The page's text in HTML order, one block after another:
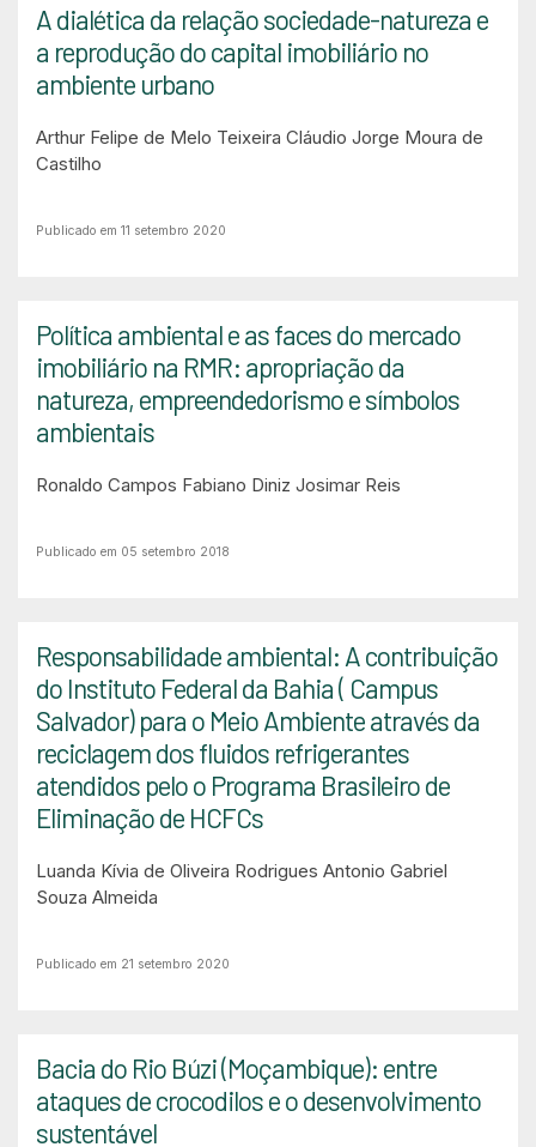
A dialética da relação sociedade-natureza e
a reprodução do capital imobiliário no
ambiente urbano
Arthur Felipe de Melo Teixeira Cláudio Jorge Moura de
Castilho
Publicado em 11 setembro 2020
Política ambiental e as faces do mercado
imobiliário na RMR: apropriação da
natureza, empreendedorismo e símbolos
ambientais
Ronaldo Campos Fabiano Diniz Josimar Reis
Publicado em 05 setembro 2018
Responsabilidade ambiental: A contribuição
do Instituto Federal da Bahia ( Campus
Salvador) para o Meio Ambiente através da
reciclagem dos fluidos refrigerantes
atendidos pelo o Programa Brasileiro de
Eliminação de HCFCs
Luanda Kívia de Oliveira Rodrigues Antonio Gabriel
Souza Almeida
Publicado em 21 setembro 2020
Bacia do Rio Búzi (Moçambique): entre
ataques de crocodilos e o desenvolvimento
sustentável